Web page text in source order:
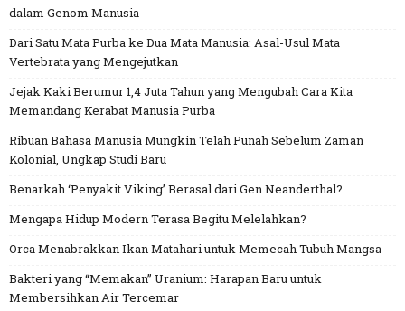
dalam Genom Manusia
Dari Satu Mata Purba ke Dua Mata Manusia: Asal-Usul Mata
Vertebrata yang Mengejutkan
Jejak Kaki Berumur 1,4 Juta Tahun yang Mengubah Cara Kita
Memandang Kerabat Manusia Purba
Ribuan Bahasa Manusia Mungkin Telah Punah Sebelum Zaman
Kolonial, Ungkap Studi Baru
Benarkah ‘Penyakit Viking’ Berasal dari Gen Neanderthal?
Mengapa Hidup Modern Terasa Begitu Melelahkan?
Orca Menabrakkan Ikan Matahari untuk Memecah Tubuh Mangsa
Bakteri yang “Memakan” Uranium: Harapan Baru untuk
Membersihkan Air Tercemar